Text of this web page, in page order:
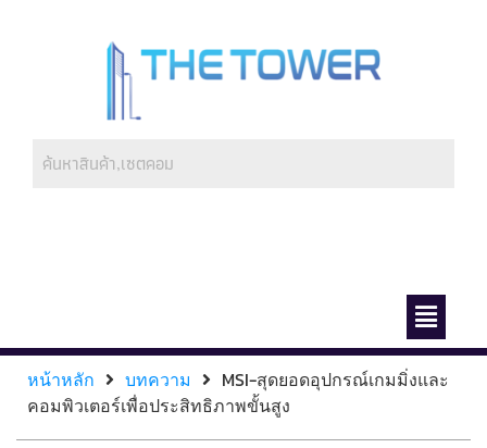
หน้าหลัก บทความ
MSI-สุดยอดอุปกรณ์เกมมิ่งและ
คอมพิวเตอร์เพื่อประสิทธิภาพขั้นสูง